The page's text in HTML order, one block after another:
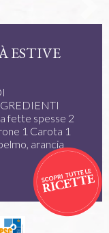
ESTIVE
fette spesse 2
1 Carota 1
arancia